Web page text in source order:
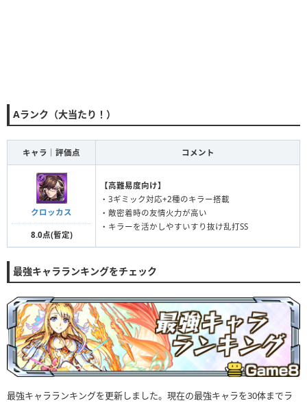
Aランク（大当たり！）
キャラ｜評価点 コメント
クロッカス
8.0点(暫定)
【高難易度向け】
・3ギミック対応+2種のキラー搭載
・敵密着時の友情火力が高い
・キラーを活かしやすいすり抜け乱打SS
最強キャラランキングをチェック
最強キャラランキングを更新しました。現在の最強キャラを30体までラ